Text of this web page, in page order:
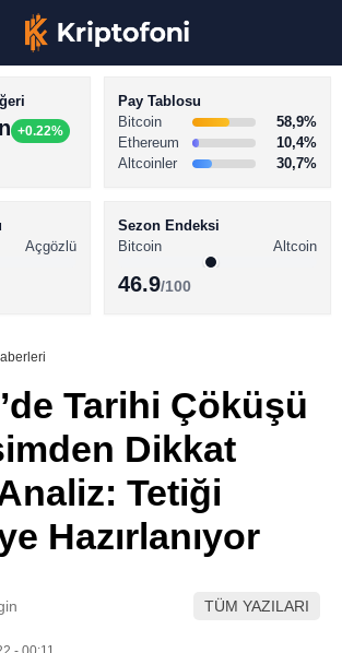
Youtube
TikTok
Pinterest
+0.22%
Pay Tablosu
Bitcoin
58,9%
Ethereum
10,4%
Altcoinler
30,7%
Açgözlü
Sezon Endeksi
Bitcoin
Altcoin
46.9/100
Tarihi Çöküşü
Dikkat
Tetiği
Hazırlanıyor
TÜM YAZILARI